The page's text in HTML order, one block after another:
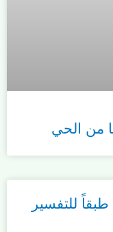
من الحي
للتفسير